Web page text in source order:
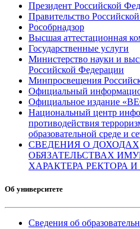
Президент Российской
Правительство
Рособрнадзор
Высшая аттестационная
Государственные услуги
Министерство науки и
Российской Федерации
Минпросвещения
Официальный
Официальное издание
Национальный центр
противодействия
образовательной среде и
СВЕДЕНИЯ О
ОБЯЗАТЕЛЬСТВАХ
ХАРАКТЕРА РЕКТОРА
Об университете
Сведения об